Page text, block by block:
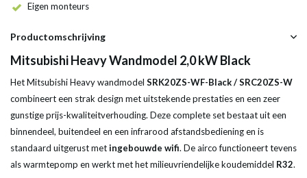
Eigen monteurs
Productomschrijving
Mitsubishi Heavy Wandmodel 2,0 kW Black
Het Mitsubishi Heavy wandmodel SRK20ZS-WF-Black / SRC20ZS-W
combineert een strak design met uitstekende prestaties en een zeer
gunstige prijs-kwaliteitverhouding. Deze complete set bestaat uit een
binnendeel, buitendeel en een infrarood afstandsbediening en is
standaard uitgerust metingebouwde wifi. De airco functioneert tevens
als warmtepomp en werkt met het milieuvriendelijke koudemiddel R32.